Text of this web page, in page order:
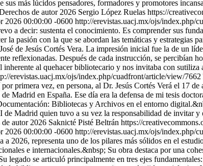
más lúcidos pensadores, formadores y promotores
de autor 2026 Sergio López Ruelas https://
2026 00:00:00 -0600 http://erevistas.uacj.mx/ojs/index.php/
a decir: sustenta el conocimiento. Es comprender sus
pasión con la que se abordan las temáticas y estrategias
de Jesús Cortés Vera. La impresión inicial fue la de un
reflexionadas. Después de cada instrucción, se percibían
al quehacer bibliotecario y nos invitaba con
erevistas.uacj.mx/ojs/index.php/cuadfront/article/view/7662
primera vez, en persona, al Dr. Jesús Cortés Verá el 17
Madrid en España. Ese día era la defensa de mi tesis
Bibliotecas y Archivos en el entorno
Madrid quien tuvo a su vez la responsabilidad de invitar
de autor 2026 Saknicté Pisté Beltrán https://
2026 00:00:00 -0600 http://erevistas.uacj.mx/ojs/index.php/
2026, representa uno de los pilares más sólidos en el
e internacionales.&nbsp; Su obra destaca por una
se articuló principalmente en tres ejes